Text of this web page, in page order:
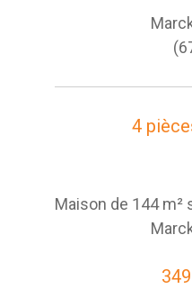
4
Maison de 144 m²